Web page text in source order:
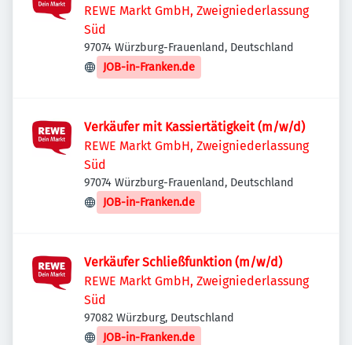
REWE Markt GmbH, Zweigniederlassung
Süd
97074 Würzburg-Frauenland, Deutschland
JOB-in-Franken.de
Verkäufer mit Kassiertätigkeit (m/w/d)
REWE Markt GmbH, Zweigniederlassung
Süd
97074 Würzburg-Frauenland, Deutschland
JOB-in-Franken.de
Verkäufer Schließfunktion (m/w/d)
REWE Markt GmbH, Zweigniederlassung
Süd
97082 Würzburg, Deutschland
JOB-in-Franken.de